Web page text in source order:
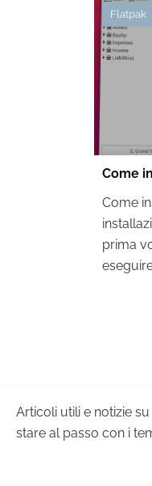
Flatpak
Come
Come
prima
Articoli utili e notizie
stare al passo con i